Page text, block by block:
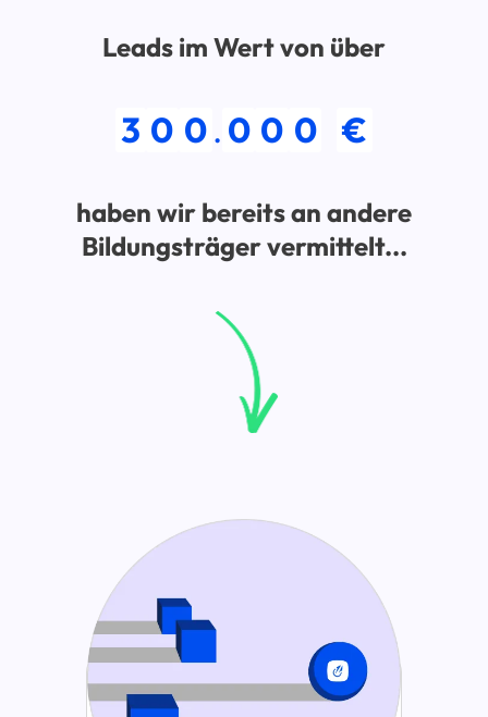
Leads im Wert von über
3 0 0. 0 0 0 €
haben wir bereits an andere
Bildungsträger vermittelt...